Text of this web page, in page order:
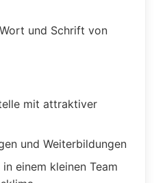
und Schrift von
mit attraktiver
und Weiterbildungen
einem kleinen Team